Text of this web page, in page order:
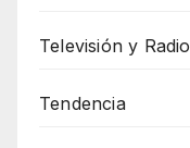
Televisión y Radio
Tendencia